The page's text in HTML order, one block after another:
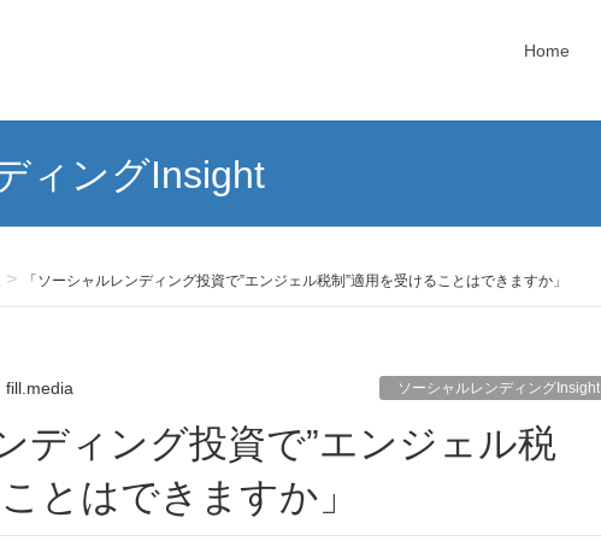
Home
ィングInsight
「ソーシャルレンディング投資で”エンジェル税制”適用を受けることはできますか」
fill.media ソーシャルレンディングInsight
とはできますか」